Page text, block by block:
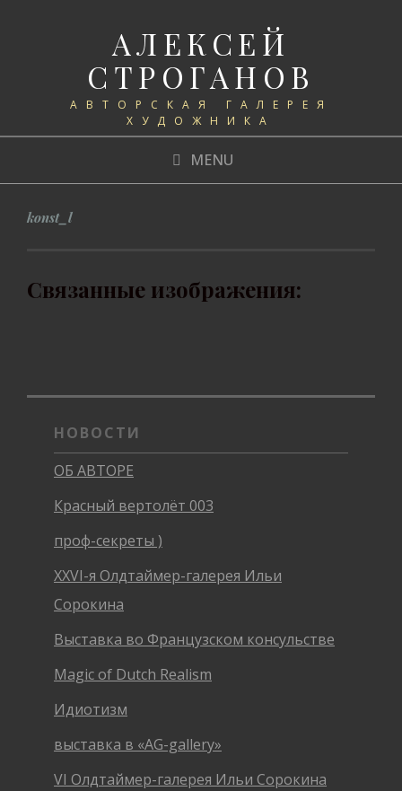
АЛЕКСЕЙ
СТРОГАНОВ
АВТОРСКАЯ ГАЛЕРЕЯ
ХУДОЖНИКА
MENU
konst_l
Связанные изображения:
НОВОСТИ
ОБ АВТОРЕ
Красный вертолёт 003
проф-секреты )
XXVI-я Олдтаймер-галерея Ильи
Сорокина
Выставка во Французском консульстве
Magic of Dutch Realism
Идиотизм
выставка в «AG-gallery»
VI Олдтаймер-галерея Ильи Сорокина